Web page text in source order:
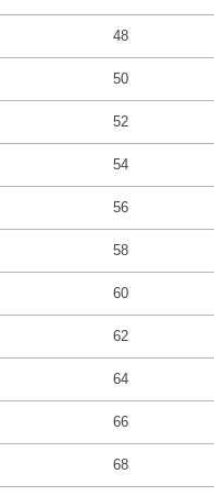
48
50
52
54
56
58
60
62
64
66
68